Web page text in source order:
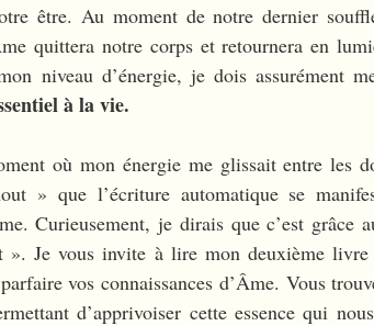
être. Au moment de notre dernier
quittera notre corps et retournera en
niveau d’énergie, je dois assurément
à la vie.
où mon énergie me glissait entre les
» que l’écriture automatique se
Curieusement, je dirais que c’est grâce
». Je vous invite à lire mon deuxième livre
vos connaissances d’Âme. Vous
d’apprivoiser cette essence qui